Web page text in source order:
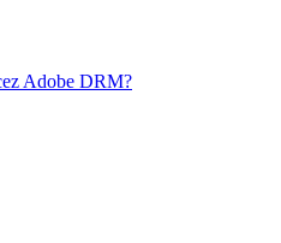
Adobe DRM?